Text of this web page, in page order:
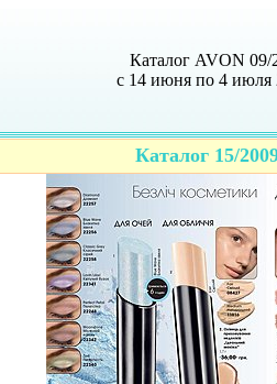
Каталог AVON 09/
с 14 июня по 4 июля
Каталог 15/